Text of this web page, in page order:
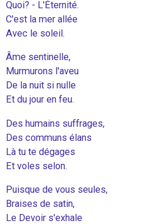
Quoi? - L'Éternité.
C'est la mer allée
Avec le soleil.
Âme sentinelle,
Murmurons l'aveu
De la nuit si nulle
Et du jour en feu.
Des humains suffrages,
Des communs élans
Là tu te dégages
Et voles selon.
Puisque de vous seules,
Braises de satin,
Le Devoir s'exhale